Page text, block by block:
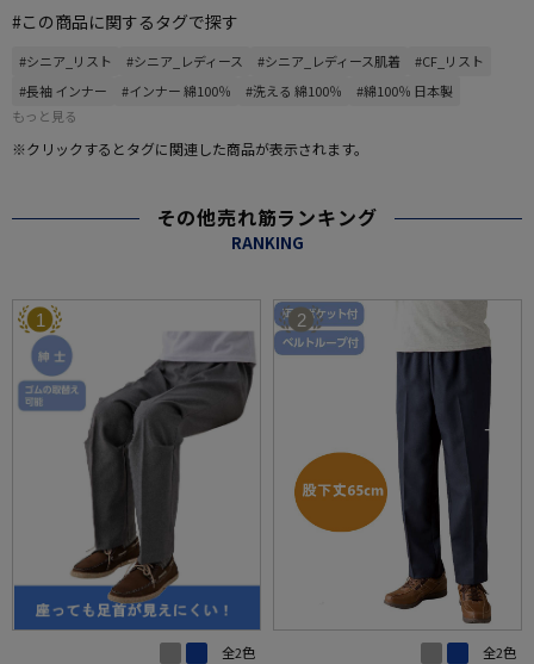
#この商品に関するタグで探す
#シニア_リスト #シニア_レディース #シニア_レディース肌着
#CF_リスト
#長袖 インナー
#インナー 綿100％ #洗える 綿100％
#綿100％ 日本製
もっと見る
※クリックするとタグに関連した商品が表示されます。
その他売れ筋ランキング
RANKING
1
全2色
2
全2色